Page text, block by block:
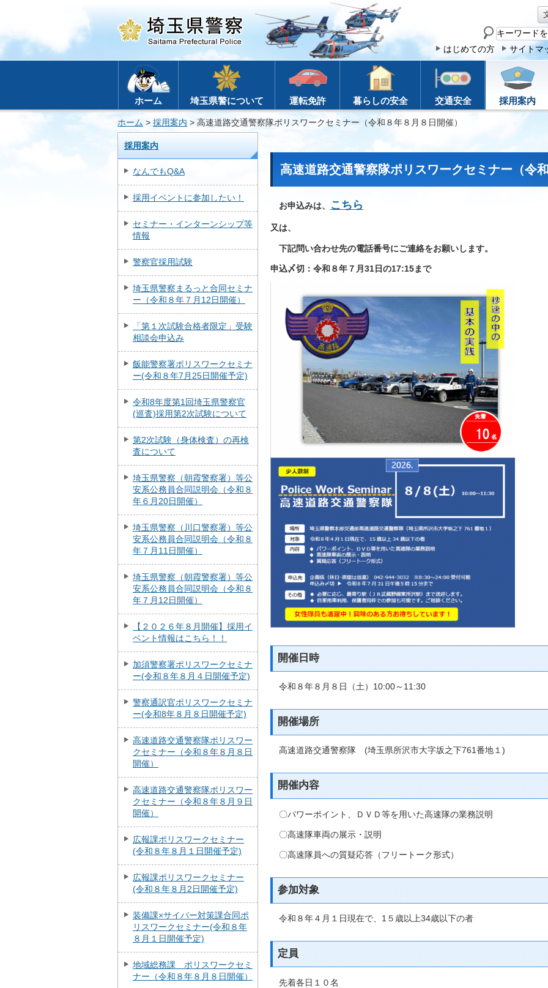
サ
イ
ト
はじめての方
サイトマ
ホーム 埼玉県警について 運転免許 暮らしの安全 交通安全 採用案内
ホーム > 採用案内 > 高速道路交通警察隊ポリスワークセミナー（令和８年８月８日開催）
採用案内
なんでもQ&A
採用イベントに参加したい！
セミナー・インターンシップ等
情報
警察官採用試験
埼玉県警察まるっと合同セミナ
ー（令和８年７月12日開催）
「第１次試験合格者限定」受験
相談会申込み
飯能警察署ポリスワークセミナ
ー(令和８年7月25日開催予定)
令和8年度第1回埼玉県警察官
(巡査)採用第2次試験について
第2次試験（身体検査）の再検
査について
埼玉県警察（朝霞警察署）等公
安系公務員合同説明会（令和８
年６月20日開催）
埼玉県警察（川口警察署）等公
安系公務員合同説明会（令和８
年７月11日開催）
埼玉県警察（朝霞警察署）等公
安系公務員合同説明会（令和８
年７月12日開催）
【２０２６年８月開催】採用イ
ベント情報はこちら！！
加須警察署ポリスワークセミナ
ー(令和８年８月４日開催予定)
警察通訳官ポリスワークセミナ
ー(令和8年８月８日開催予定)
高速道路交通警察隊ポリスワー
クセミナー（令和８年８月８日
開催）
高速道路交通警察隊ポリスワー
クセミナー（令和８年８月９日
開催）
広報課ポリスワークセミナー
(令和８年８月１日開催予定)
広報課ポリスワークセミナー
(令和８年８月2日開催予定)
装備課×サイバー対策課合同ポ
リスワークセミナー(令和８年
８月１日開催予定)
地域総務課 ポリスワークセミ
ナー（令和８年８月８日開催）
高速道路交通警察隊ポリスワークセミナー（令
お申込みは、 こちら
又は、
下記問い合わせ先の電話番号にご連絡をお願いします。
申込〆切：令和８年７月31日の17:15まで
開催日時
令和８年８月８日（土）10:00～11:30
開催場所
高速道路交通警察隊 (埼玉県所沢市大字坂之下761番地１)
開催内容
〇パワーポイント、ＤＶＤ等を用いた高速隊の業務説明
〇高速隊車両の展示・説明
〇高速隊員への質疑応答（フリートーク形式）
参加対象
令和８年４月１日現在で、1５歳以上34歳以下の者
定員
先着各日１０名